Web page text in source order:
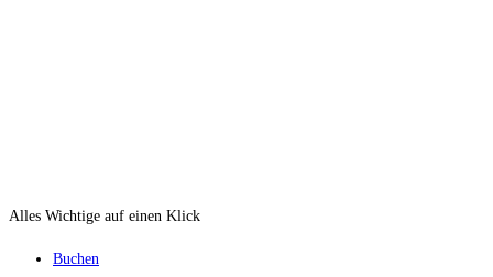
Alles Wichtige auf einen Klick
Buchen